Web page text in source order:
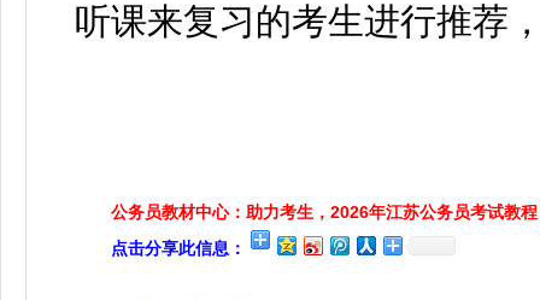
听课来复习的考生进行推荐
公务员教材中心：助力考生，2026年江苏公务员考试教程
点击分享此信息：